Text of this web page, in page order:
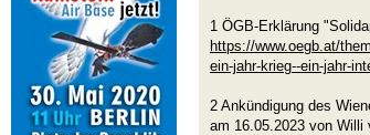
1 ÖGB-Erklärung
https://www.oegb.at/
ein-jahr-krieg--ein-jahr-
2 Ankündigung des
am 16.05.2023 von